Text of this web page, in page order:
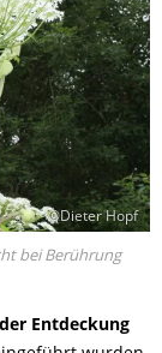
©Dieter Hopf
bei Berührung
Entdeckung